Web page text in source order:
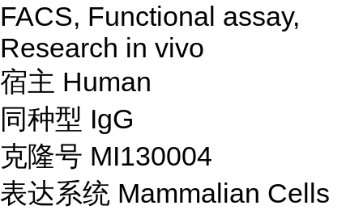
FACS, Functional assay,
Research in vivo
宿主 Human
同种型 IgG
克隆号 MI130004
表达系统 Mammalian Cells